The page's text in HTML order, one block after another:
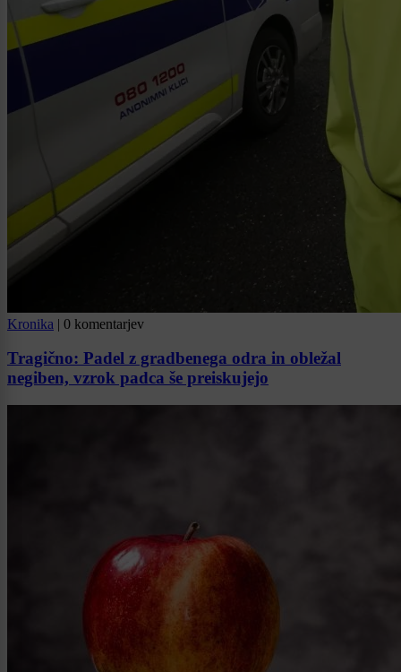
Kronika | 0 komentarjev
Tragično: Padel z gradbenega odra in obležal
negiben, vzrok padca še preiskujejo